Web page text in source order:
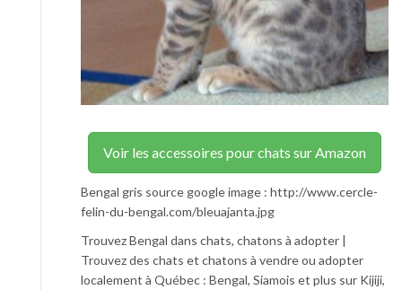
Voir les accessoires pour chats sur Amazon
Bengal gris source google image : http://www.cercle-
felin-du-bengal.com/bleuajanta.jpg
Trouvez Bengal dans chats, chatons à adopter |
Trouvez des chats et chatons à vendre ou adopter
localement à Québec : Bengal, Siamois et plus sur Kijiji,